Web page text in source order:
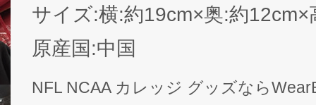
サイズ:横:約19cm×奥:約12cm×
原産国:中国
NFL NCAA カレッジ グッズなら